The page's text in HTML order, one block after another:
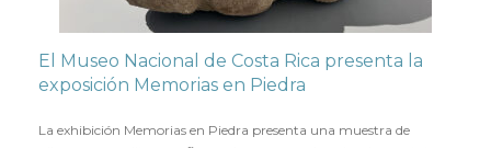
El Museo Nacional de Costa Rica presenta la
exposición Memorias en Piedra
La exhibición Memorias en Piedra presenta una muestra de